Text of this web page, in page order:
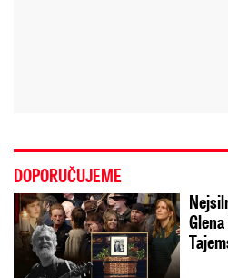
DOPORUČUJEME